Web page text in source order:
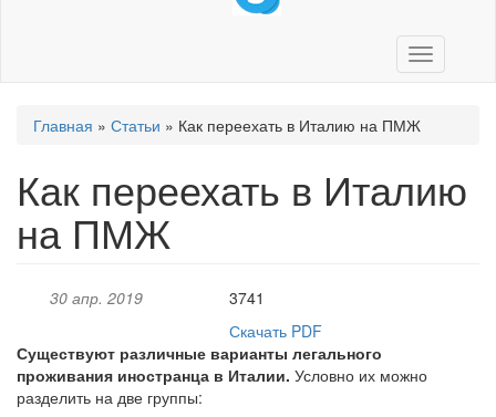
Toggle
navigation
Вы
здесь
Главная » Статьи » Как переехать в Италию на ПМЖ
Как переехать в Италию
на ПМЖ
30 апр. 2019
3741
Скачать PDF
Существуют различные варианты легального
проживания иностранца в Италии. Условно их можно
разделить на две группы: